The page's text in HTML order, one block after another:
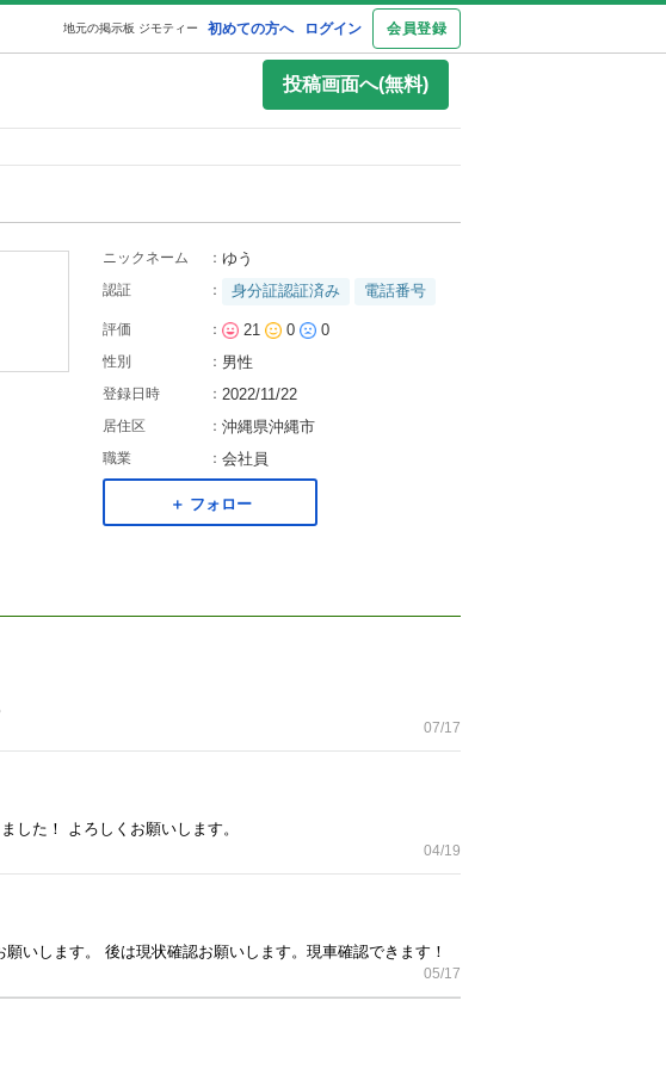
初めての方へ ログイン 会員登録
地元の掲示板 ジモティー
投稿画面へ(無料)
ニックネーム ： ゆう
認証 ： 身分証認証済み 電話番号
評価 ： 21 0 0
性別 ： 男性
登録日時 ： 2022/11/22
居住区 ： 沖縄県沖縄市
職業 ： 会社員
＋ フォロー
07/17
した！ よろしくお願いします。
04/19
いします。 後は現状確認お願いします。現車確認できます！
05/17